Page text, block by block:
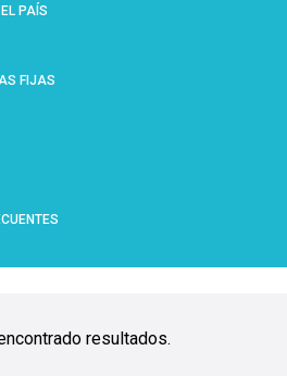
PAÍS
FIJAS
resultados.